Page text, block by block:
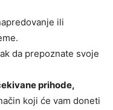
ili
da prepoznate svoje
prihode,
koji će vam doneti